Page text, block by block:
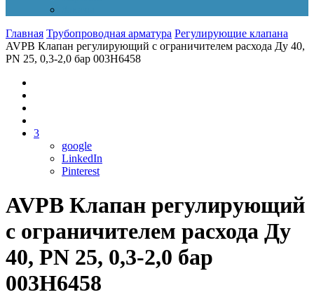
Главная Трубопроводная арматура Регулирующие клапана
AVPB Клапан регулирующий с ограничителем расхода Ду 40,
PN 25, 0,3-2,0 бар 003H6458
3
google
LinkedIn
Pinterest
AVPB Клапан регулирующий
с ограничителем расхода Ду
40, PN 25, 0,3-2,0 бар
003H6458